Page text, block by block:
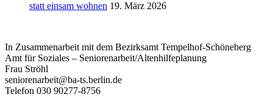
statt einsam wohnen 19. März 2026
In Zusammenarbeit mit dem Bezirksamt Tempelhof-Schöneberg
Amt für Soziales – Seniorenarbeit/Altenhilfeplanung
Frau Ströhl
seniorenarbeit@ba-ts.berlin.de
Telefon 030 90277-8756